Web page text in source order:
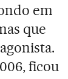
em
que
ficou